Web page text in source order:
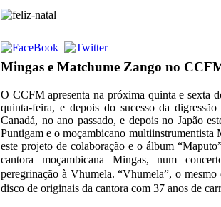
Mingas e Matchume Zango no
O CCFM apresenta na próxima quinta e sexta
quinta-feira, e depois do sucesso da
Canadá, no ano passado, e depois no Japão
Puntigam e o moçambicano multiinstrumentista
este projeto de colaboração e o álbum
cantora moçambicana Mingas, num
peregrinação à Vhumela. “Vhumela”, o mesmo
disco de originais da cantora com 37 anos de